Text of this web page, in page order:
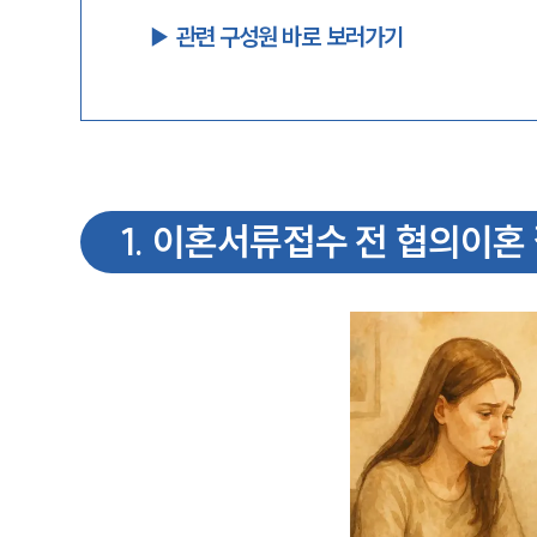
▶︎ 관련 구성원 바로 보러가기
1. 이혼서류접수 전 협의이혼